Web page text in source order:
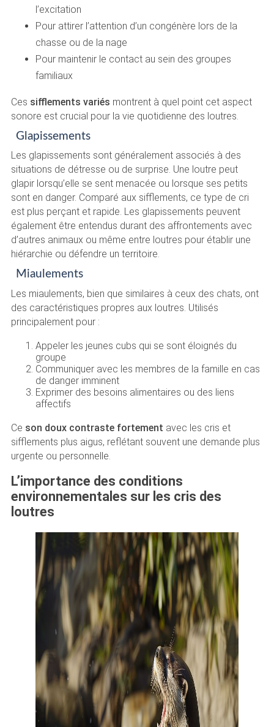
l’excitation
Pour attirer l’attention d’un congénère lors de la
chasse ou de la nage
Pour maintenir le contact au sein des groupes
familiaux
Ces sifflements variés montrent à quel point cet aspect
sonore est crucial pour la vie quotidienne des loutres.
Glapissements
Les glapissements sont généralement associés à des
situations de détresse ou de surprise. Une loutre peut
glapir lorsqu’elle se sent menacée ou lorsque ses petits
sont en danger. Comparé aux sifflements, ce type de cri
est plus perçant et rapide. Les glapissements peuvent
également être entendus durant des affrontements avec
d’autres animaux ou même entre loutres pour établir une
hiérarchie ou défendre un territoire.
Miaulements
Les miaulements, bien que similaires à ceux des chats, ont
des caractéristiques propres aux loutres. Utilisés
principalement pour :
Appeler les jeunes cubs qui se sont éloignés du
groupe
Communiquer avec les membres de la famille en cas
de danger imminent
Exprimer des besoins alimentaires ou des liens
affectifs
Ce son doux contraste fortement avec les cris et
sifflements plus aigus, reflétant souvent une demande plus
urgente ou personnelle.
L’importance des conditions
environnementales sur les cris des
loutres